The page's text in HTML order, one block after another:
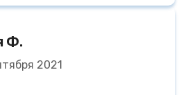
Ф.
2021